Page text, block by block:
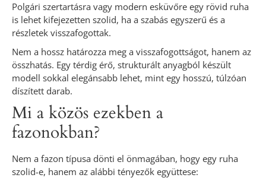
Polgári szertartásra vagy modern esküvőre egy rövid ruha
is lehet kifejezetten szolid, ha a szabás egyszerű és a
részletek visszafogottak.
Nem a hossz határozza meg a visszafogottságot, hanem az
összhatás. Egy térdig érő, strukturált anyagból készült
modell sokkal elegánsabb lehet, mint egy hosszú, túlzóan
díszített darab.
Mi a közös ezekben a
fazonokban?
Nem a fazon típusa dönti el önmagában, hogy egy ruha
szolid-e, hanem az alábbi tényezők együttese: